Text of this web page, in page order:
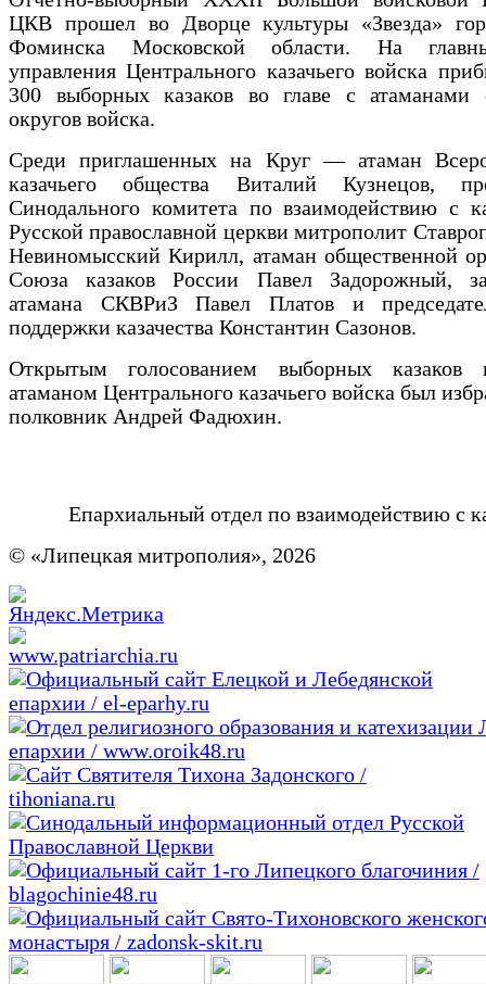
ЦКВ прошел во Дворце культуры «Звезда»
Фоминска Московской области. На
управления Центрального казачьего войска
300 выборных казаков во главе с атаманами
округов войска.
Среди приглашенных на Круг — атаман
казачьего общества Виталий Кузнецов,
Синодального комитета по взаимодействию с
Русской православной церкви митрополит
Невиномысский Кирилл, атаман общественной
Союза казаков России Павел Задорожный,
атамана СКВРиЗ Павел Платов и
поддержки казачества Константин Сазонов.
Открытым голосованием выборных казаков
атаманом Центрального казачьего войска был
полковник Андрей Фадюхин.
Епархиальный отдел по взаимодействию с
© «Липецкая митрополия», 2026